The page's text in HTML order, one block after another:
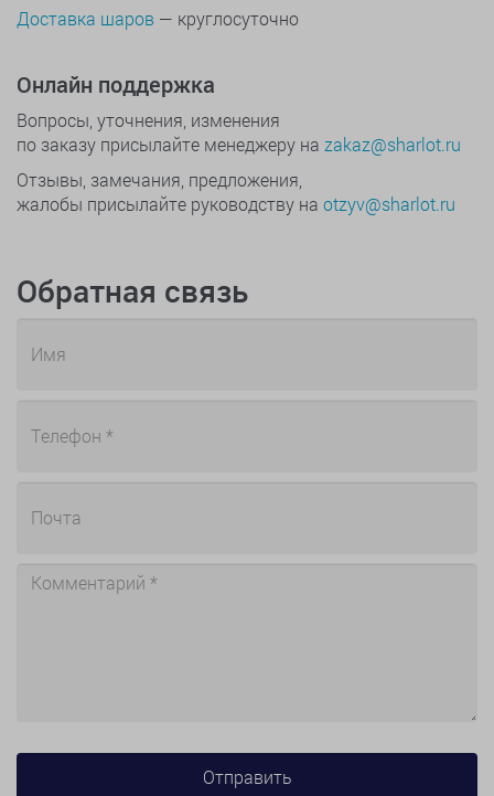
Доставка шаров — круглосуточно
Онлайн поддержка
Вопросы, уточнения, изменения
по заказу присылайте менеджеру на zakaz@sharlot.ru
Отзывы, замечания, предложения,
жалобы присылайте руководству на otzyv@sharlot.ru
Обратная связь